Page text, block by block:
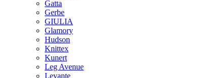
Gatta
Gerbe
GIULIA
Glamory
Hudson
Knittex
Kunert
Leg Avenue
Levante